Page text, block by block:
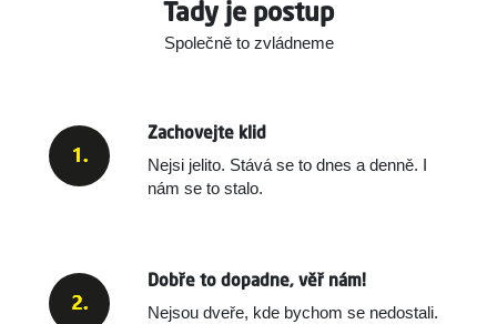
Tady je postup
Společně to zvládneme
Zachovejte klid
Nejsi jelito. Stává se to dnes a denně.
nám se to stalo.
Dobře to dopadne, věř nám!
Nejsou dveře, kde bychom se nedostali.